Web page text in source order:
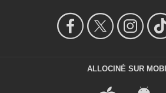
ALLOCINÉ SUR